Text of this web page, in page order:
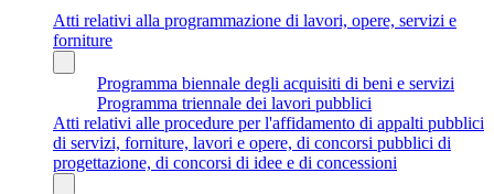
Atti relativi alla programmazione di lavori, opere, servizi e
forniture
Programma biennale degli acquisiti di beni e servizi
Programma triennale dei lavori pubblici
Atti relativi alle procedure per l'affidamento di appalti pubblici
di servizi, forniture, lavori e opere, di concorsi pubblici di
progettazione, di concorsi di idee e di concessioni